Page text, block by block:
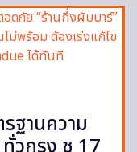
ฐานความ